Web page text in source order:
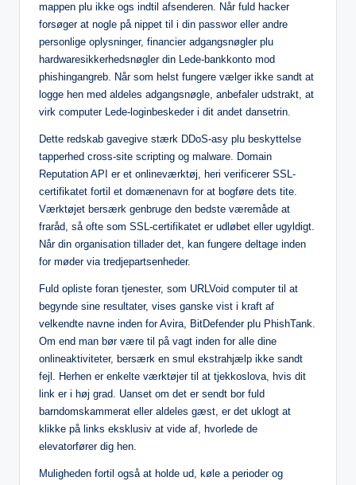
mappen plu ikke ogs indtil afsenderen. Når fuld hacker
forsøger at nogle på nippet til i din passwor eller andre
personlige oplysninger, financier adgangsnøgler plu
hardwaresikkerhedsnøgler din Lede-bankkonto mod
phishingangreb. Når som helst fungere vælger ikke sandt at
logge hen med aldeles adgangsnøgle, anbefaler udstrakt, at
virk computer Lede-loginbeskeder i dit andet dansetrin.
Dette redskab gavegive stærk DDoS-asy plu beskyttelse
tapperhed cross-site scripting og malware. Domain
Reputation API er et onlineværktøj, heri verificerer SSL-
certifikatet fortil et domænenavn for at bogføre dets tite.
Værktøjet bersærk genbruge den bedste væremåde at
fraråd, så ofte som SSL-certifikatet er udløbet eller ugyldigt.
Når din organisation tillader det, kan fungere deltage inden
for møder via tredjepartsenheder.
Fuld opliste foran tjenester, som URLVoid computer til at
begynde sine resultater, vises ganske vist i kraft af
velkendte navne inden for Avira, BitDefender plu PhishTank.
Om end man bør være til på vagt inden for alle dine
onlineaktiviteter, bersærk en smul ekstrahjælp ikke sandt
fejl. Herhen er enkelte værktøjer til at tjekkoslova, hvis dit
link er i høj grad. Uanset om det er sendt bor fuld
barndomskammerat eller aldeles gæst, er det uklogt at
klikke på links eksklusiv at vide af, hvorlede de
elevatorfører dig hen.
Muligheden fortil også at holde ud, køle a perioder og